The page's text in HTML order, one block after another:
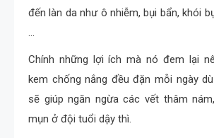
đến làn da như ô nhiễm, bụi bẩn, khói
…
Chính những lợi ích mà nó đem lại
kem chống nắng đều đặn mỗi ngày
sẽ giúp ngăn ngừa các vết thâm
mụn ở đội tuổi dậy thì.